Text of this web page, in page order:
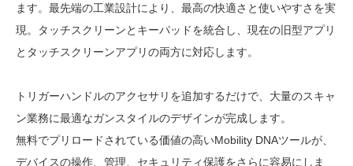
ます。最先端の工業設計により、最高の快適さと使いやすさを実
現。タッチスクリーンとキーパッドを統合し、現在の旧型アプリ
とタッチスクリーンアプリの両方に対応します。
トリガーハンドルのアクセサリを追加するだけで、大量のスキャ
ン業務に最適なガンスタイルのデザインが完成します。
無料でプリロードされている価値の高いMobility DNAツールが、
デバイスの操作、管理、セキュリティ保護をさらに容易にしま